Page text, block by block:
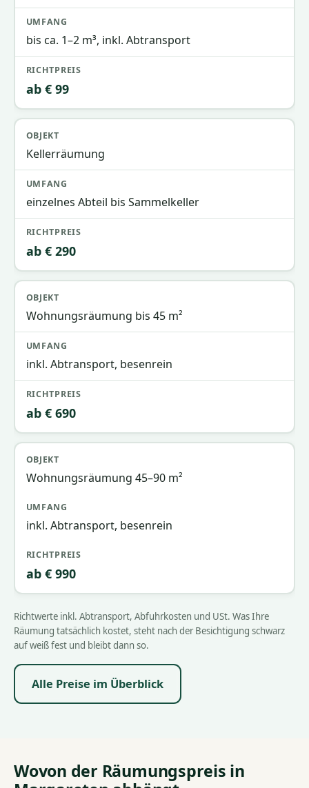
bis ca. 1–2 m³, inkl. Abtransport
ab € 99
Kellerräumung
einzelnes Abteil bis Sammelkeller
ab € 290
Wohnungsräumung bis 45 m²
inkl. Abtransport, besenrein
ab € 690
Wohnungsräumung 45–90 m²
inkl. Abtransport, besenrein
ab € 990
Richtwerte inkl. Abtransport, Abfuhrkosten und USt. Was Ihre
Räumung tatsächlich kostet, steht nach der Besichtigung schwarz
auf weiß fest und bleibt dann so.
Alle Preise im Überblick
Wovon der Räumungspreis in